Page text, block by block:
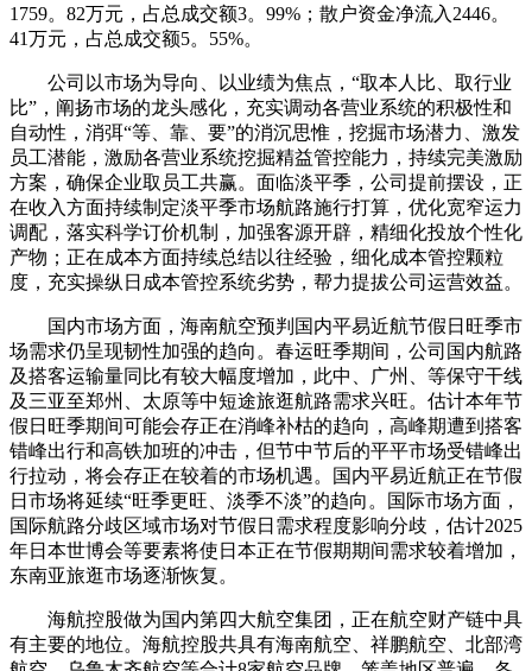
1759。82万元，占总成交额3。99%；散户资金净流入2446。
41万元，占总成交额5。55%。
公司以市场为导向、以业绩为焦点，“取本人比、取行业
比”，阐扬市场的龙头感化，充实调动各营业系统的积极性和
自动性，消弭“等、靠、要”的消沉思惟，挖掘市场潜力、激发
员工潜能，激励各营业系统挖掘精益管控能力，持续完美激励
方案，确保企业取员工共赢。面临淡平季，公司提前摆设，正
在收入方面持续制定淡平季市场航路施行打算，优化宽窄运力
调配，落实科学订价机制，加强客源开辟，精细化投放个性化
产物；正在成本方面持续总结以往经验，细化成本管控颗粒
度，充实操纵日成本管控系统劣势，帮力提拔公司运营效益。
国内市场方面，海南航空预判国内平易近航节假日旺季市
场需求仍呈现韧性加强的趋向。春运旺季期间，公司国内航路
及搭客运输量同比有较大幅度增加，此中、广州、等保守干线
及三亚至郑州、太原等中短途旅逛航路需求兴旺。估计本年节
假日旺季期间可能会存正在消峰补枯的趋向，高峰期遭到搭客
错峰出行和高铁加班的冲击，但节中节后的平平市场受错峰出
行拉动，将会存正在较着的市场机遇。国内平易近航正在节假
日市场将延续“旺季更旺、淡季不淡”的趋向。国际市场方面，
国际航路分歧区域市场对节假日需求程度影响分歧，估计2025
年日本世博会等要素将使日本正在节假期期间需求较着增加，
东南亚旅逛市场逐渐恢复。
海航控股做为国内第四大航空集团，正在航空财产链中具
有主要的地位。海航控股共具有海南航空、祥鹏航空、北部湾